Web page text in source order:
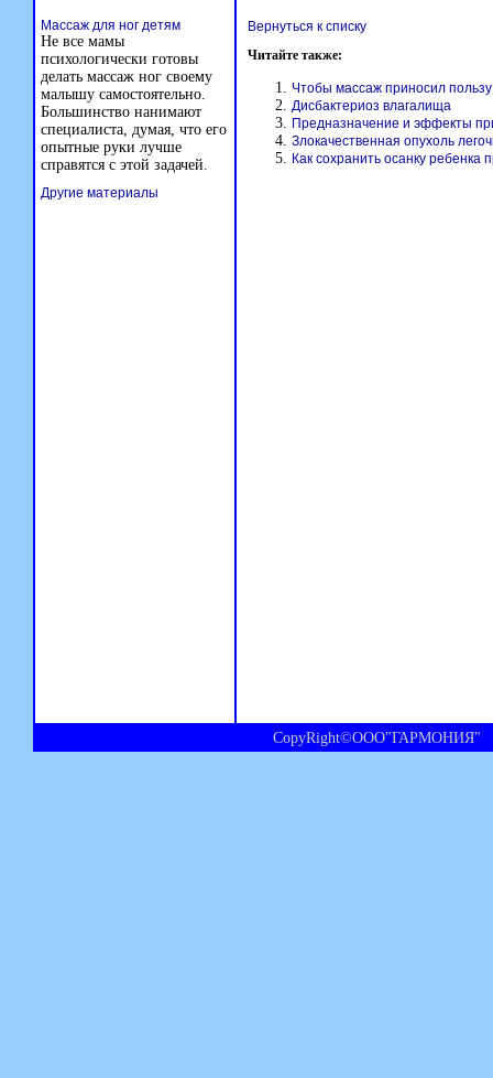
Вернуться к списку
Читайте также:
Чтобы массаж приносил пользу
Дисбактериоз влагалища
Предназначение и эффекты
Злокачественная опухоль
Как сохранить осанку ребенка
Массаж для ног детям
Не все мамы
психологически готовы
делать массаж ног своему
малышу самостоятельно.
Большинство нанимают
специалиста, думая, что его
опытные руки лучше
справятся с этой задачей.
Другие материалы